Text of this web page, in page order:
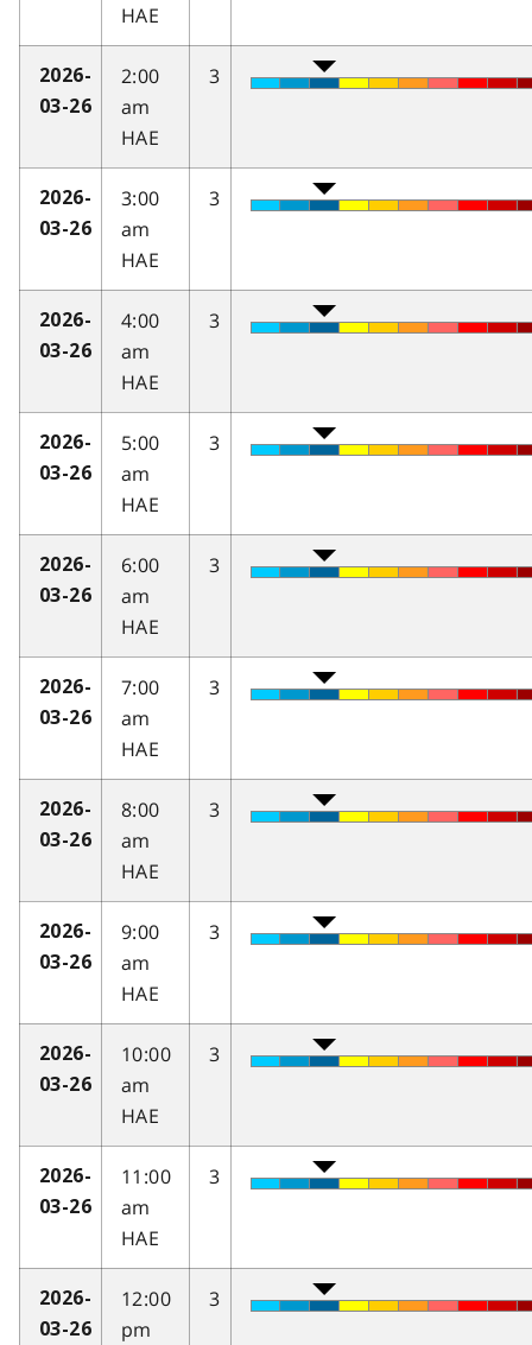
HAE
2026-
03-26
2:00
am
HAE
3
2026-
03-26
3:00
am
HAE
3
2026-
03-26
4:00
am
HAE
3
2026-
03-26
5:00
am
HAE
3
2026-
03-26
6:00
am
HAE
3
2026-
03-26
7:00
am
HAE
3
2026-
03-26
8:00
am
HAE
3
2026-
03-26
9:00
am
HAE
3
2026-
03-26
10:00
am
HAE
3
2026-
03-26
11:00
am
HAE
3
2026-
03-26
12:00
pm
3